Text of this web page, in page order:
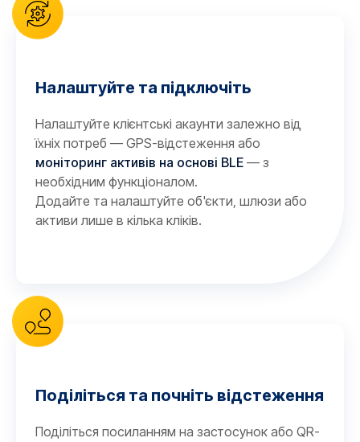
Налаштуйте та підключіть
Налаштуйте клієнтські акаунти залежно від
їхніх потреб — GPS-відстеження або
моніторинг активів на основі BLE — з
необхідним функціоналом.
Додайте та налаштуйте об'єкти, шлюзи або
активи лише в кілька кліків.
Поділіться та почніть відстеження
Поділіться посиланням на застосунок або QR-